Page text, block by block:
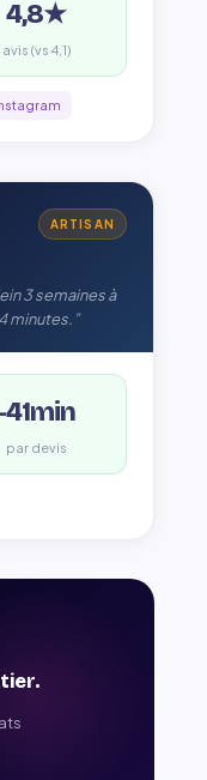
4,8★
avis (vs 4,1)
ARTISAN
3 semaines à
minutes.”
41min
par devis